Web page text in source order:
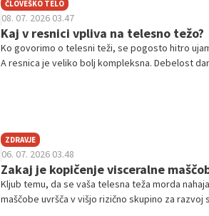
ČLOVEŠKO TELO
08. 07. 2026 03.47
Kaj v resnici vpliva na telesno težo?
Ko govorimo o telesni teži, se pogosto hitro
A resnica je veliko bolj kompleksna. Debelost
ZDRAVJE
06. 07. 2026 03.48
Zakaj je kopičenje visceralne
Kljub temu, da se vaša telesna teža morda
maščobe uvršča v višjo rizično skupino za